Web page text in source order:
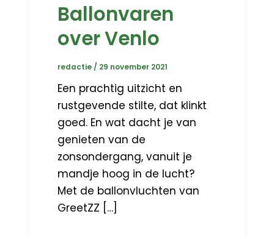
Ballonvaren
over Venlo
redactie / 29 november 2021
Een prachtig uitzicht en
rustgevende stilte, dat klinkt
goed. En wat dacht je van
genieten van de
zonsondergang, vanuit je
mandje hoog in de lucht?
Met de ballonvluchten van
GreetZZ […]